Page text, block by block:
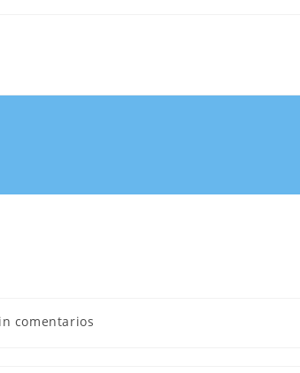
comentarios